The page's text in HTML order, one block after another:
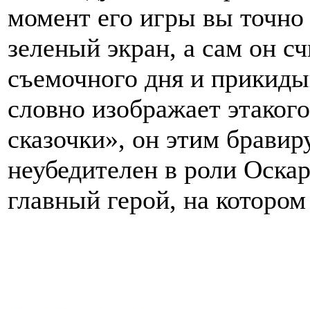
момент его игры вы точно
зеленый экран, а сам он
съемочного дня и
словно изображает
сказочки», он этим
неубедителен в роли
главный герой, на